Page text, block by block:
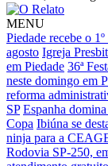
MENU
Piedade recebe o
agosto Igreja
em Piedade 36ª
neste domingo em
reforma
SP Espanha
Copa Ibiúna se
ninja para a
Rodovia SP-250,